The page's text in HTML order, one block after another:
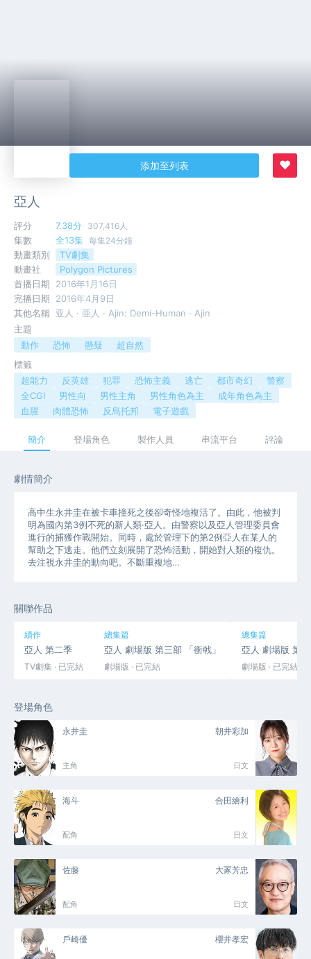
添加至列表 ♥
亞人
評分 7.38分 307,416人
集數 全13集 每集24分鐘
動畫類別
TV劇集
動畫社
Polygon Pictures
首播日期
2016年1月16日
完播日期
2016年4月9日
其他名稱 亚人 · 亜人 · Ajin: Demi-Human · Ajin
主題
動作
恐怖 懸疑
超自然
標籤
超能力
反英雄 犯罪 恐怖主義 逃亡 都市奇幻
警察
全CGI
男性向 男性主角 男性角色為主
成年角色為主
血腥
肉體恐怖 反烏托邦 電子遊戲
簡介 登場角色 製作人員 串流平台 評論
劇情簡介
高中生永井圭在被卡車撞死之後卻奇怪地複活了。由此，他被判
明為國內第3例不死的新人類·亞人。由警察以及亞人管理委員會
進行的捕獲作戰開始。同時，處於管理下的第2例亞人在某人的
幫助之下逃走。他們立刻展開了恐怖活動，開始對人類的複仇。
去注視永井圭的動向吧。不斷重複地…
關聯作品
續作
亞人 第二季
TV劇集 · 已完結
總集篇
亞人 劇場版 第三部 「衝戟」
劇場版 · 已完結
總集篇
亞人 劇場版 第
劇場版 · 已完結
登場角色
永井圭 朝井彩加
主角 日文
海斗 合田繪利
配角 日文
佐藤 大冢芳忠
配角 日文
戶崎優 櫻井孝宏